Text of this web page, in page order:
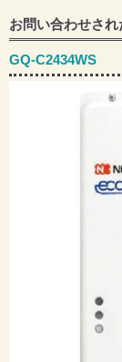
お問い合わせさ
GQ-C2434WS